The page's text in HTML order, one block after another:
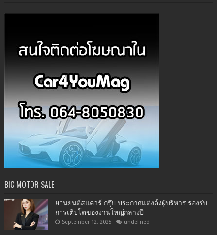
BIG MOTOR SALE
ยานยนต์สแควร์ กรุ๊ป ประกาศแต่งตั้งผู้บริหาร รองรับ
การเติบโตของงานใหญ่กลางปี
September 12, 2025 undefined